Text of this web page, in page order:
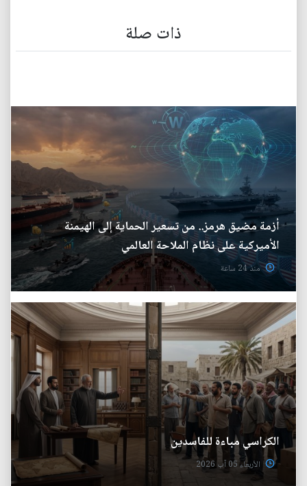
ذات صلة
أزمة مضيق هرمز.. من تسعير الحماية إلى الهيمنة
الأميركية على نظام الملاحة العالمي
منذ 24 ساعة
الكراسي مباءة للفاسدين
الأربعاء 05 آب 2026